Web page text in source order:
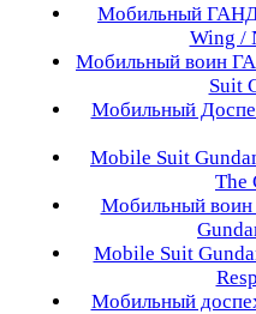
Мобильный
Wing /
Мобильный воин
Suit
Мобильный
Mobile Suit
The
Мобильный
Mobile Suit
Мобильный